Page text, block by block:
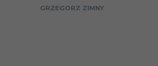
GRZEGORZ ZIMNY